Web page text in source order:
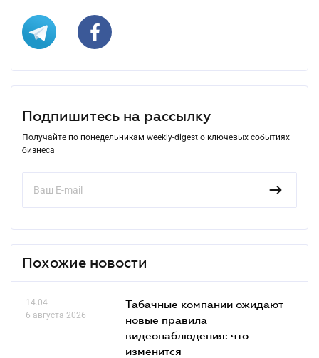
Подпишитесь на рассылку
Получайте по понедельникам weekly-digest о ключевых событиях
бизнеса
Похожие новости
14.04
6 августа 2026
Табачные компании ожидают
новые правила
видеонаблюдения: что
изменится